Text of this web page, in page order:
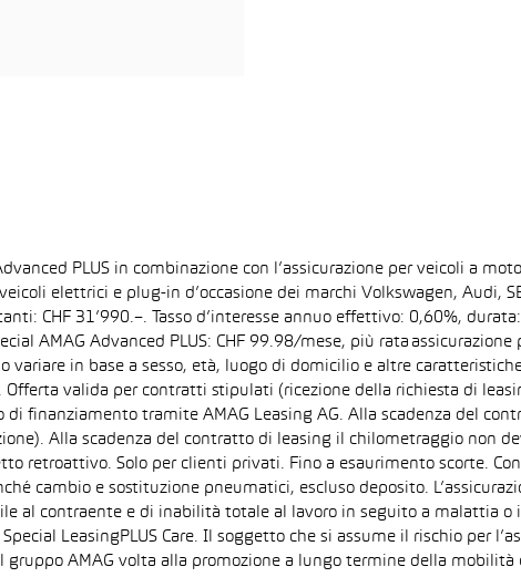
PLUS in combinazione con l’assicurazione per veicoli a
elettrici e plug-in d’occasione dei marchi Volkswagen, Audi,
CHF 31’990.–. Tasso d’interesse annuo effettivo: 0,60%,
AMAG Advanced PLUS: CHF 99.98/mese, più rata
variare in base a sesso, età, luogo di domicilio e altre
valida per contratti stipulati (ricezione della richiesta di
finanziamento tramite AMAG Leasing AG. Alla scadenza del
Alla scadenza del contratto di leasing il chilometraggio non
retroattivo. Solo per clienti privati. Fino a esaurimento scorte.
cambio e sostituzione pneumatici, escluso deposito.
al contraente e di inabilità totale al lavoro in seguito a malattia o
LeasingPLUS Care. Il soggetto che si assume il rischio per
gruppo AMAG volta alla promozione a lungo termine della mobilità